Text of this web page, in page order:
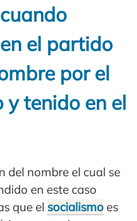
el partido
por el
y tenido en el
del nombre el cual se
en este caso
que el socialismoes